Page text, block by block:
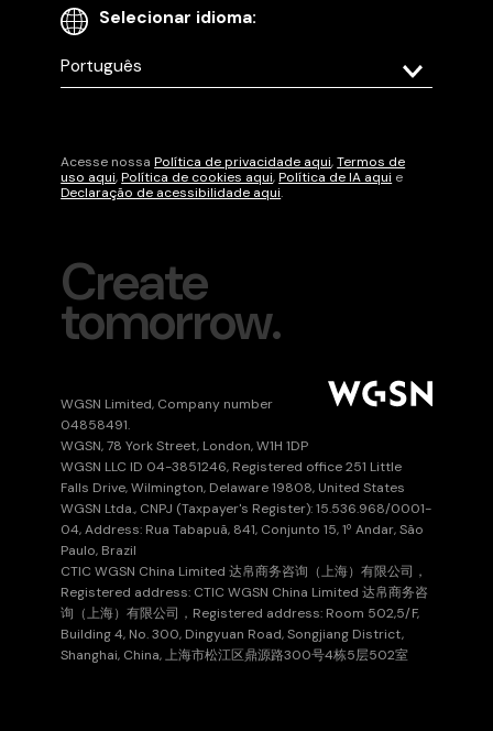
Selecionar idioma:
Select
your
Acesse nossaPolítica de privacidade aqui,Termos de
uso aqui,Política de cookies aqui,Política de IA aqui e
Declaração de acessibilidade aqui.
Create
tomorrow.
WGSN Limited, Company number
04858491.
WGSN, 78 York Street, London, W1H 1DP
WGSN LLC ID 04-3851246, Registered office 251 Little
Falls Drive, Wilmington, Delaware 19808, United States
WGSN Ltda., CNPJ (Taxpayer's Register): 15.536.968/0001-
04, Address: Rua Tabapuã, 841, Conjunto 15, 1º Andar, São
Paulo, Brazil
CTIC WGSN China Limited 达帛商务咨询（上海）有限公司，
Registered address: CTIC WGSN China Limited 达帛商务咨
询（上海）有限公司，Registered address: Room 502,5/F,
Building 4, No. 300, Dingyuan Road, Songjiang District,
Shanghai, China, 上海市松江区鼎源路300号4栋5层502室